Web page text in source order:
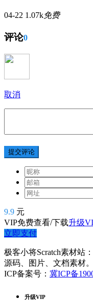
04-22 1.07k免费
评论0
取消
提交评论
9.9 元
VIP免费查看/下载升级
立即支付
极客小将Scratch素材站
源码、图片、文档素材。
ICP备案号： 冀ICP备
升级VIP